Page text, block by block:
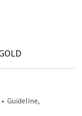
Guideline,